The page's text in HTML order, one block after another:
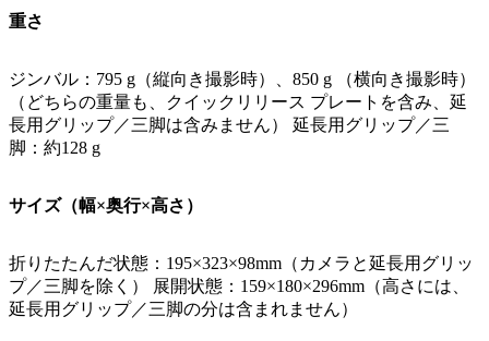
重さ
ジンバル：795 g（縦向き撮影時）、850 g （横向き撮影時）
（どちらの重量も、クイックリリース プレートを含み、延
長用グリップ／三脚は含みません） 延長用グリップ／三
脚：約128 g
サイズ（幅×奥行×高さ）
折りたたんだ状態：195×323×98mm（カメラと延長用グリッ
プ／三脚を除く） 展開状態：159×180×296mm（高さには、
延長用グリップ／三脚の分は含まれません）